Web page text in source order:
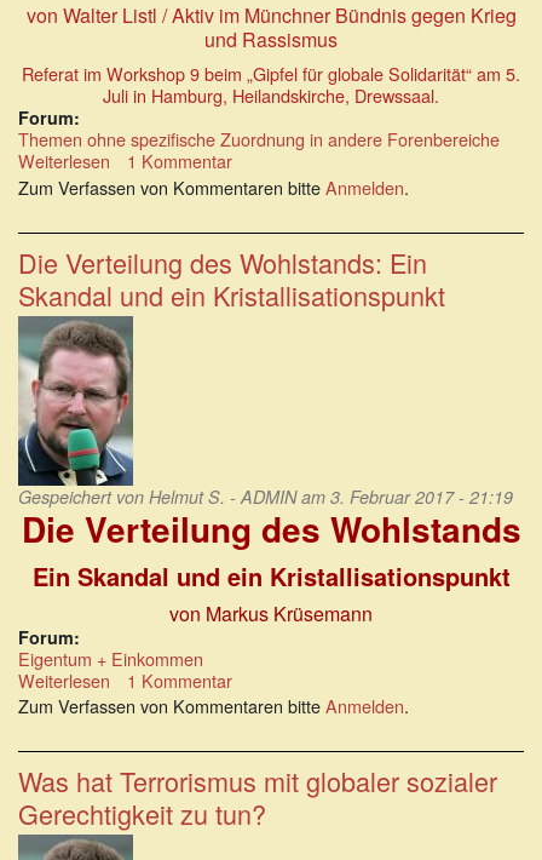
von Walter Listl / Aktiv im Münchner Bündnis gegen Krieg
und Rassismus
Referat im Workshop 9 beim „Gipfel für globale Solidarität“ am 5.
Juli in Hamburg, Heilandskirche, Drewssaal.
Forum:
Themen ohne spezifische Zuordnung in andere Forenbereiche
Weiterlesen über
Krieg
Macht
Flucht
-
Terror
1 Kommentar
Zum Verfassen von Kommentaren bitteAnmelden.
Die Verteilung des Wohlstands: Ein
Skandal und ein Kristallisationspunkt
Gespeichert von Helmut S. - ADMINam 3. Februar 2017 - 21:19
Die Verteilung des Wohlstands
Ein Skandal und ein Kristallisationspunkt
von Markus Krüsemann
Forum:
Eigentum + Einkommen
Weiterlesen über
Die
des
Wohlstands:
Ein
Skandal
und
ein
1 Kommentar
Zum Verfassen von Kommentaren bitteAnmelden.
Was hat Terrorismus mit globaler sozialer
Gerechtigkeit zu tun?